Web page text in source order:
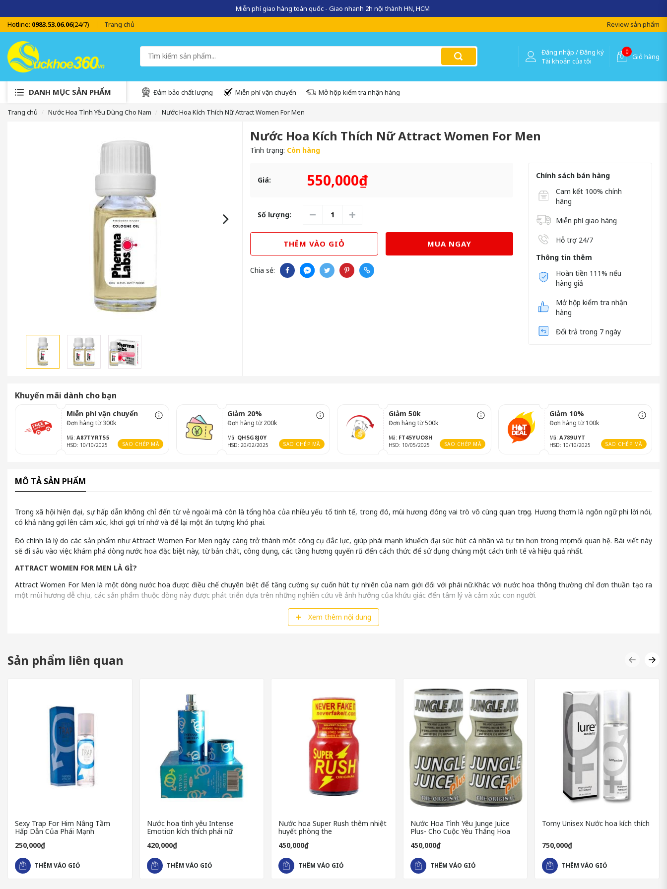
Miễn phí giao hàng toàn quốc - Giao nhanh 2h nội thành HN, HCM
Hotline: 0983.53.06.06(24/7) Trang chủ Review sản phẩm
Đăng nhập / Đăng ký
Tài khoản của tôi
0
Giỏ hàng
DANH MỤC SẢN PHẨM Đảm bảo chất lượng Miễn phí vận chuyển Mở hộp kiểm tra nhận hàng
Trang chủ Nước Hoa Tình Yêu Dùng Cho Nam Nước Hoa Kích Thích Nữ Attract Women For Men
Nước Hoa Kích Thích Nữ Attract Women For Men
Tình trạng: Còn hàng
Giá: 550,000₫
Số lượng:
THÊM VÀO GIỎ MUA NGAY
Chia sẻ:
Chính sách bán hàng
Cam kết 100% chính
hãng
Miễn phí giao hàng
Hỗ trợ 24/7
Thông tin thêm
Hoàn tiền 111% nếu
hàng giả
Mở hộp kiểm tra nhận
hàng
Đổi trả trong 7 ngày
Khuyến mãi dành cho bạn
Miễn phí vận chuyển
Đơn hàng từ 300k
Mã: A87TYRT55
HSD: 10/10/2025 SAO CHÉP MÃ
Giảm 20%
Đơn hàng từ 200k
Mã: QH5G8J0Y
HSD: 20/02/2025 SAO CHÉP MÃ
Giảm 50k
Đơn hàng từ 500k
Mã: FT45YUO8H
HSD: 10/05/2025 SAO CHÉP MÃ
Giảm 10%
Đơn hàng từ 100k
Mã:A789UYT
HSD: 10/10/2025 SAO CHÉP MÃ
MÔ TẢ SẢN PHẨM
Trong xã hội hiện đại, sự hấp dẫn không chỉ đến từ vẻ ngoài mà còn là tổng hòa của nhiều yếu tố tinh tế, trong đó, mùi hương đóng vai trò vô cùng quan trọng. Hương thơm là ngôn ngữ phi lời nói,
có khả năng gợi lên cảm xúc, khơi gợi trí nhớ và để lại một ấn tượng khó phai.
Đó chính là lý do các sản phẩm như Attract Women For Men ngày càng trở thành một công cụ đắc lực, giúp phái mạnh khuếch đại sức hút cá nhân và tự tin hơn trong mọi mối quan hệ. Bài viết này
sẽ đi sâu vào việc khám phá dòng nước hoa đặc biệt này, từ bản chất, công dụng, các tầng hương quyến rũ đến cách thức để sử dụng chúng một cách tinh tế và hiệu quả nhất.
ATTRACT WOMEN FOR MEN LÀ GÌ?
Attract Women For Men là một dòng nước hoa được điều chế chuyên biệt để tăng cường sự cuốn hút tự nhiên của nam giới đối với phái nữ.Khác với nước hoa thông thường chỉ đơn thuần tạo ra
một mùi hương dễ chịu, các sản phẩm thuộc dòng này được phát triển dựa trên những nghiên cứu về ảnh hưởng của khứu giác đến tâm lý và cảm xúc con người.
Chúng thường chứa các hợp chất hương liệu được cho là có khả năng tác động một cách tinh tế đến tiềm thức, kích thích sự chú ý và tò mò từ phái đẹp, giúp bạn trở nên nổi bật và lôi cuốn hơn
một cách đầu tư vào bản thân, thể hiện sự tinh tế và quan tâm đến hình ảnh cá nhân, từ đó xây dựng sự tự tin từ bên trong, giúp bạn tự nhiên thể hiện phong thái cuốn hút và lịch lãm.
CÔNG DỤNG CỦA ATTRACT WOMEN FOR MEN TRONG VIỆC KHUẾCH ĐẠI SỨC HÚT CÁ NHÂN
Xem thêm nội dung
Sản phẩm liên quan
Sexy Trap For Him Nâng Tầm
Hấp Dẫn Của Phái Mạnh
250,000₫
THÊM VÀO GIỎ
Nước hoa tình yêu Intense
Emotion kích thích phái nữ
420,000₫
THÊM VÀO GIỎ
Nước hoa Super Rush thêm nhiệt
huyết phòng the
450,000₫
THÊM VÀO GIỎ
Nước Hoa Tình Yêu Junge Juice
Plus- Cho Cuộc Yêu Thăng Hoa
450,000₫
THÊM VÀO GIỎ
Tomy Unisex Nước hoa kích thích
750,000₫
THÊM VÀO GIỎ